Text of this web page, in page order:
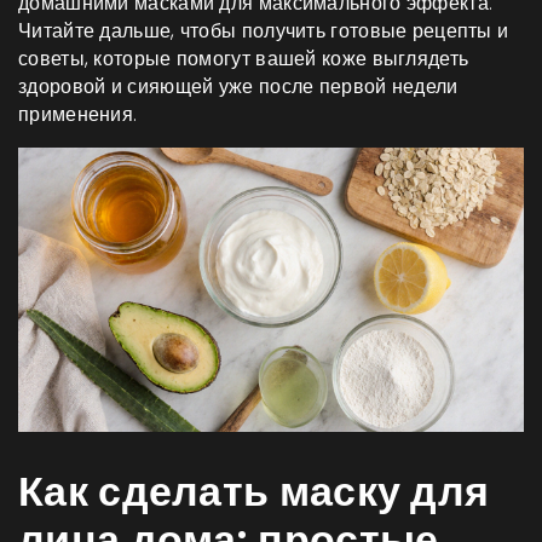
Читайте дальше, чтобы получить готовые рецепты и
советы, которые помогут вашей коже выглядеть
здоровой и сияющей уже после первой недели
применения.
Как сделать маску для